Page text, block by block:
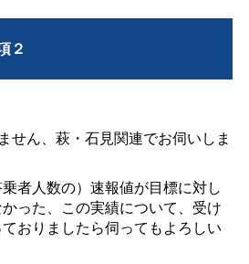
２
せん、萩・石見関連でお伺いしま
者人数の）速報値が目標に対し
った、この実績について、受け
おりましたら伺ってもよろしい